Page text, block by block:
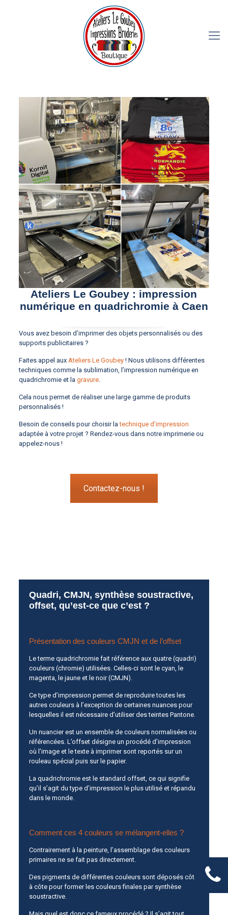
Ateliers Le Goubey : impression
numérique en quadrichromie à Caen
Vous avez besoin d’imprimer des objets personnalisés ou des
supports publicitaires ?
Faites appel aux Ateliers Le Goubey! Nous utilisons différentes
techniques comme la sublimation, l’impression numérique en
quadrichromie et la gravure.
Cela nous permet de réaliser une large gamme de produits
personnalisés !
Besoin de conseils pour choisir latechnique d’impression
adaptée à votre projet ? Rendez-vous dans notre imprimerie ou
appelez-nous !
Contactez-nous !
Quadri, CMJN, synthèse soustractive,
offset, qu’est-ce que c’est ?
Présentation des couleurs CMJN et de l’offset
Le terme quadrichromie fait référence aux quatre (quadri)
couleurs (chromie) utilisées. Celles-ci sont le cyan, le
magenta, le jaune et le noir (CMJN).
Ce type d’impression permet de reproduire toutes les
autres couleurs à l’exception de certaines nuances pour
lesquelles il est nécessaire d’utiliser des teintes Pantone.
Un nuancier est un ensemble de couleurs normalisées ou
référencées. L’offset désigne un procédé d’impression
où l’image et le texte à imprimer sont reportés sur un
rouleau spécial puis sur le papier.
La quadrichromie est le standard offset, ce qui signifie
qu’il s’agit du type d’impression le plus utilisé et répandu
dans le monde.
Comment ces 4 couleurs se mélangent-elles ?
Contrairement à la peinture, l’assemblage des couleurs
primaires ne se fait pas directement.
Des pigments de différentes couleurs sont déposés côte
à côte pour former les couleurs finales par synthèse
soustractive.